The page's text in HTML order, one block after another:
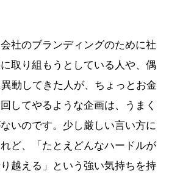
社のブランディングのために社
取り組もうとしている人や、偶
動してきた人が、ちょっとお金
してやるような企画は、うまく
いのです。少し厳しい言い方に
ど、「たとえどんなハードルが
越える」という強い気持ちを持